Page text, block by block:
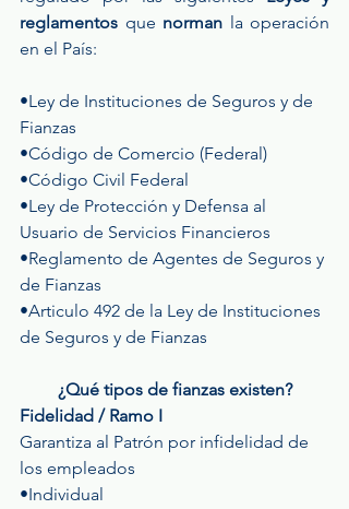
reglamentos que norman la operación
en el País:
•Ley de Instituciones de Seguros y de
Fianzas
•Código de Comercio (Federal)
•Código Civil Federal
•Ley de Protección y Defensa al
Usuario de Servicios Financieros
•Reglamento de Agentes de Seguros y
de Fianzas
•Articulo 492 de la Ley de Instituciones
de Seguros y de Fianzas
¿Qué tipos de fianzas existen?
Fidelidad / Ramo I
Garantiza al Patrón por infidelidad de
los empleados
•Individual